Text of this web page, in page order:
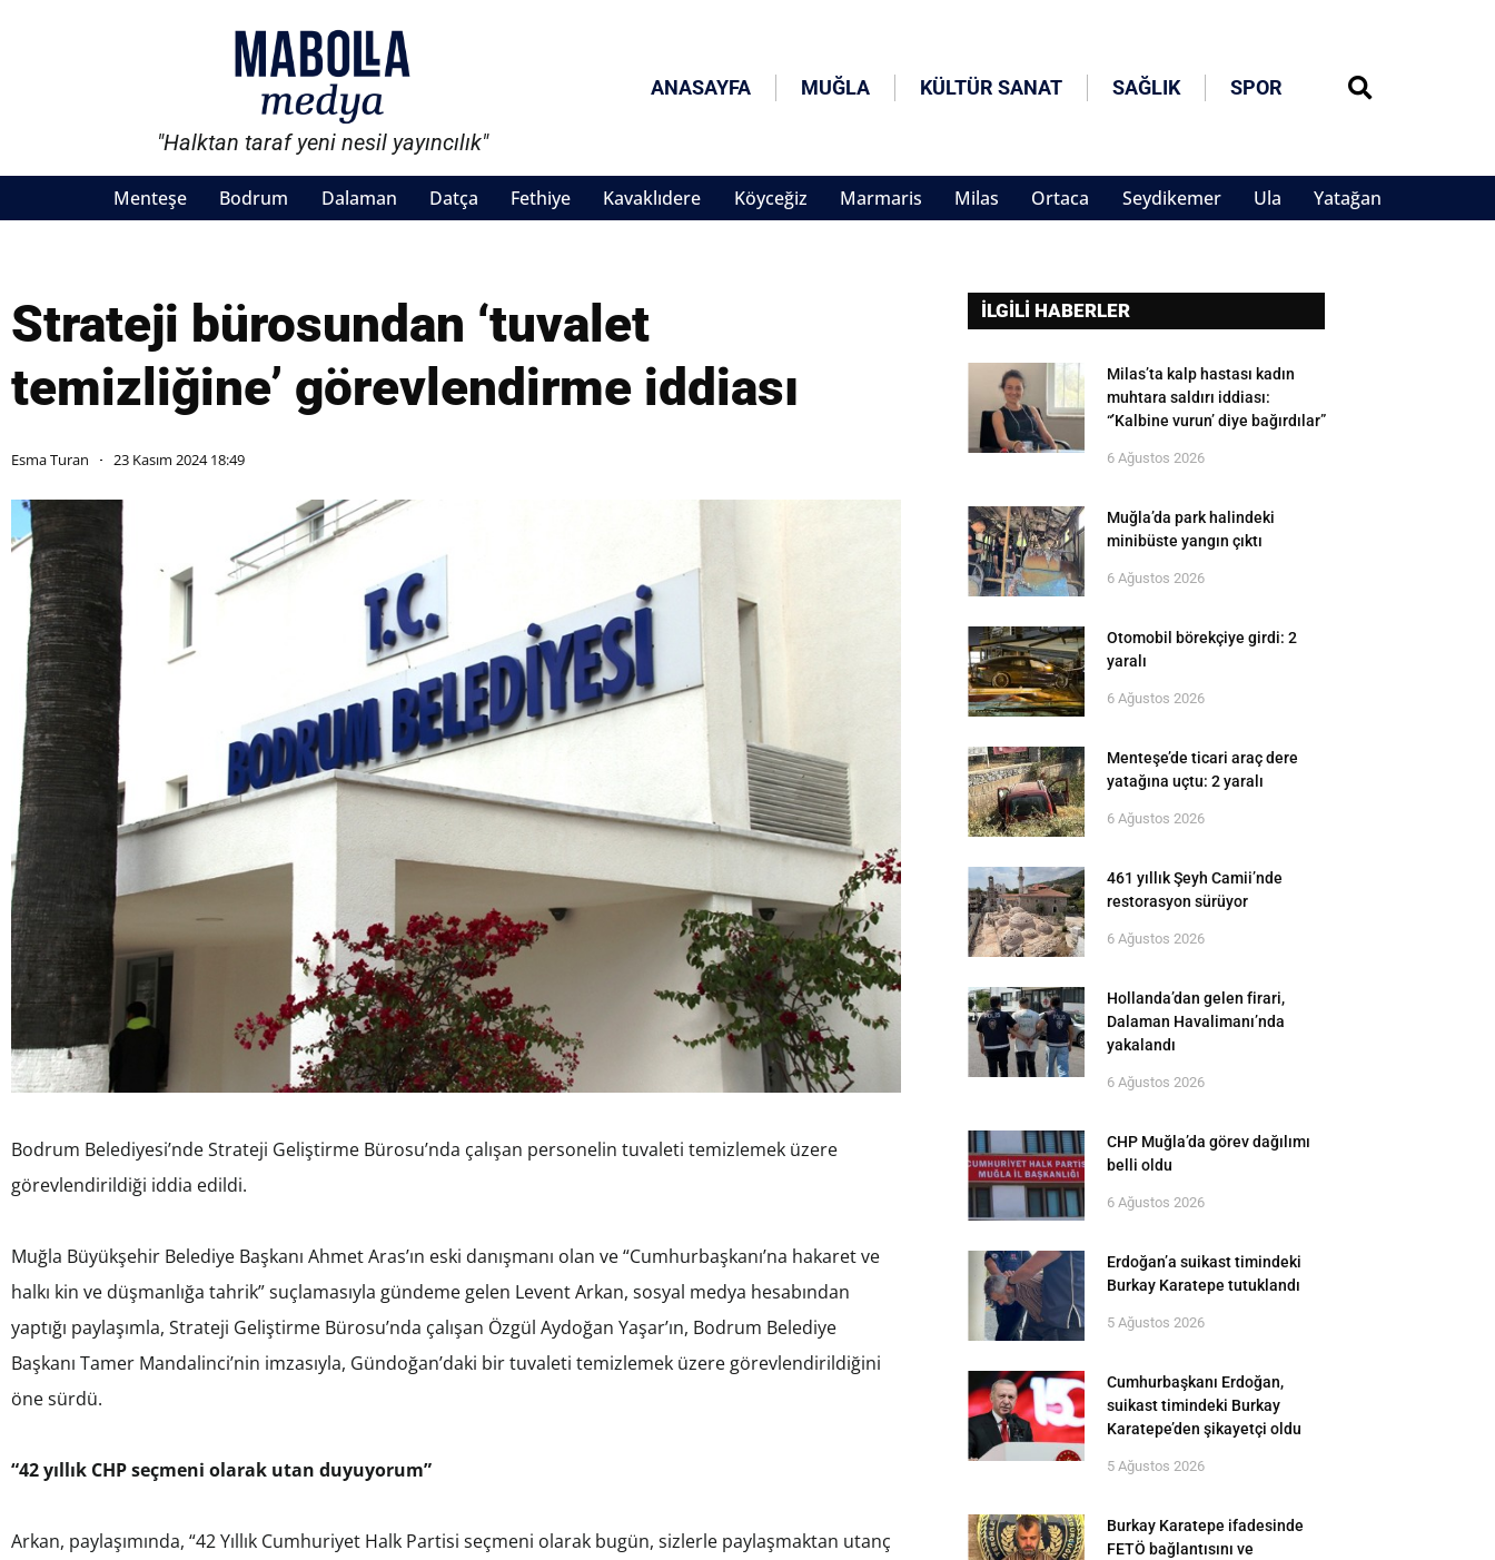
"Halktan taraf yeni nesil yayıncılık"
ANASAYFA MUĞLA KÜLTÜR SANAT SAĞLIK SPOR
Menteşe Bodrum Dalaman Datça Fethiye Kavaklıdere Köyceğiz Marmaris Milas Ortaca Seydikemer Ula Yatağan
Strateji bürosundan ‘tuvalet
temizliğine’ görevlendirme iddiası
Esma Turan 23 Kasım 2024 18:49
Bodrum Belediyesi’nde Strateji Geliştirme Bürosu’nda çalışan personelin tuvaleti temizlemek üzere
görevlendirildiği iddia edildi.
Muğla Büyükşehir Belediye Başkanı Ahmet Aras’ın eski danışmanı olan ve “Cumhurbaşkanı’na hakaret ve
halkı kin ve düşmanlığa tahrik” suçlamasıyla gündeme gelen Levent Arkan, sosyal medya hesabından
yaptığı paylaşımla, Strateji Geliştirme Bürosu’nda çalışan Özgül Aydoğan Yaşar’ın, Bodrum Belediye
Başkanı Tamer Mandalinci’nin imzasıyla, Gündoğan’daki bir tuvaleti temizlemek üzere görevlendirildiğini
öne sürdü.
“42 yıllık CHP seçmeni olarak utan duyuyorum”
Arkan, paylaşımında, “42 Yıllık Cumhuriyet Halk Partisi seçmeni olarak bugün, sizlerle paylaşmaktan utanç
İLGİLİ HABERLER
Milas’ta kalp hastası kadın
muhtara saldırı iddiası:
“’Kalbine vurun’ diye bağırdılar”
6 Ağustos 2026
Muğla’da park halindeki
minibüste yangın çıktı
6 Ağustos 2026
Otomobil börekçiye girdi: 2
yaralı
6 Ağustos 2026
Menteşe’de ticari araç dere
yatağına uçtu: 2 yaralı
6 Ağustos 2026
461 yıllık Şeyh Camii’nde
restorasyon sürüyor
6 Ağustos 2026
Hollanda’dan gelen firari,
Dalaman Havalimanı’nda
yakalandı
6 Ağustos 2026
CHP Muğla’da görev dağılımı
belli oldu
6 Ağustos 2026
Erdoğan’a suikast timindeki
Burkay Karatepe tutuklandı
5 Ağustos 2026
Cumhurbaşkanı Erdoğan,
suikast timindeki Burkay
Karatepe’den şikayetçi oldu
5 Ağustos 2026
Burkay Karatepe ifadesinde
FETÖ bağlantısını ve